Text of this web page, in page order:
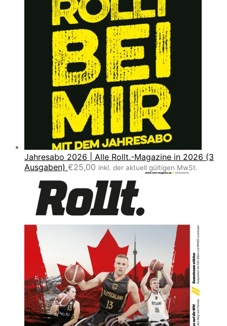
Jahresabo 2026 | Alle Rollt.-Magazine in 2026 (3
Ausgaben) €25,00 inkl. der aktuell gültigen MwSt.